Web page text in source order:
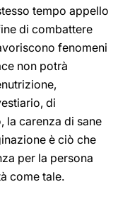
tempo appello
di combattere
fenomeni
non potrà
di
la carenza di sane
è ciò che
per la persona
come tale.